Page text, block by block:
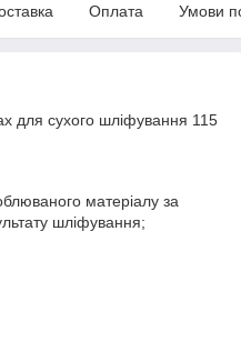
Оплата Умови
для сухого шліфування 115
матеріалу за
шліфування;